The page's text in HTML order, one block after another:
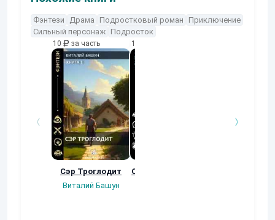
Фэнтези Драма Подростковый роман
Приключение
Сильный персонаж Подросток
10 за часть
Сэр Троглодит
Виталий Башун
10
Осколки прошлого